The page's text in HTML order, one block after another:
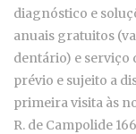
diagnóstico e
anuais gratuitos
dentário) e serviço
prévio e sujeito a
primeira visita às
R. de Campolide